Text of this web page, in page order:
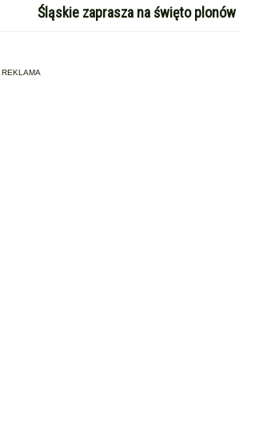
Śląskie zaprasza na święto plonów
REKLAMA